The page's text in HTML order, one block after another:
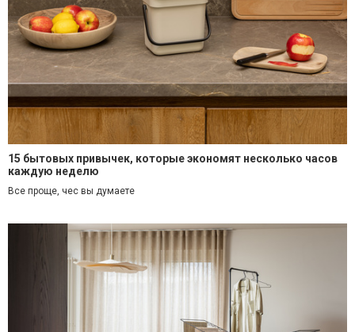
15 бытовых привычек, которые экономят несколько часов
каждую неделю
Все проще, чес вы думаете